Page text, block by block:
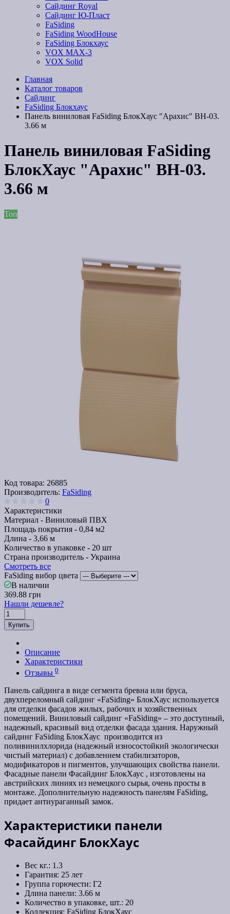
Сайдинг Royal
Сайдинг Ю-Пласт
FaSiding
FaSiding WoodHouse
FaSiding Блокхаус
VOX MAX-3
VOX Solid
Главная
Каталог товаров
Сайдинг
FaSiding Блокхаус
Панель виниловая FaSiding БлокХаус "Арахис" ВН-03.
3.66 м
Панель виниловая FaSiding
БлокХаус "Арахис" ВН-03.
3.66 м
Топ
Код товара: 26885
Производитель: FaSiding
0
Характеристики
Материал - Виниловый ПВХ
Площадь покрытия - 0,84 м2
Длина - 3,66 м
Количество в упаковке - 20 шт
Страна производитель - Украина
Смотреть все
FaSiding вибор цвета
В наличии
369.88 грн
Нашли дешевле?
Купить
Описание
Характеристики
Отзывы 0
Панель сайдинга в виде сегмента бревна или бруса,
двухпереломный сайдинг «FaSiding» БлокХаус используется
для отделки фасадов жилых, рабочих и хозяйственных
помещений. Виниловый сайдинг «FaSiding» – это доступный,
надежный, красивый вид отделки фасада здания. Наружный
сайдинг FaSiding БлокХаус производится из
поливинилхлорида (надежный износостойкий экологически
чистый материал) с добавлением стабилизаторов,
модификаторов и пигментов, улучшающих свойства панели.
Фасадные панели Фасайдинг БлокХаус , изготовлены на
австрийских линиях из немецкого сырья, очень просты в
монтаже. Дополнительную надежность панелям FaSiding,
придает антиураганный замок.
Характеристики панели
Фасайдинг БлокХаус
Вес кг.: 1.3
Гарантия: 25 лет
Группа горючести: Г2
Длина панели: 3.66 м
Количество в упаковке, шт.: 20
Коллекция: FaSiding БлокХаус